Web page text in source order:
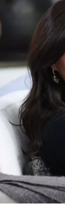
mevzuata uygun